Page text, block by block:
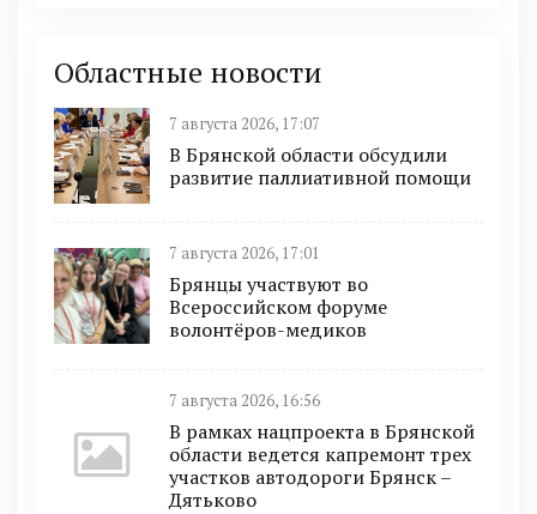
Областные новости
7 августа 2026, 17:07
В Брянской области обсудили
развитие паллиативной помощи
7 августа 2026, 17:01
Брянцы участвуют во
Всероссийском форуме
волонтёров-медиков
7 августа 2026, 16:56
В рамках нацпроекта в Брянской
области ведется капремонт трех
участков автодороги Брянск –
Дятьково